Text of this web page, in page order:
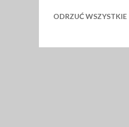
ODRZUĆ WSZYSTKIE